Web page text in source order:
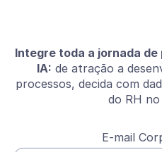
Integre toda a jornada
IA: de atração a
processos, decida com
do RH
E-mail